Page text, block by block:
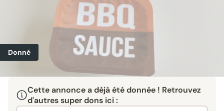
Donné
Cette annonce a déjà été donnée ! Retrouvez
d'autres super dons ici :